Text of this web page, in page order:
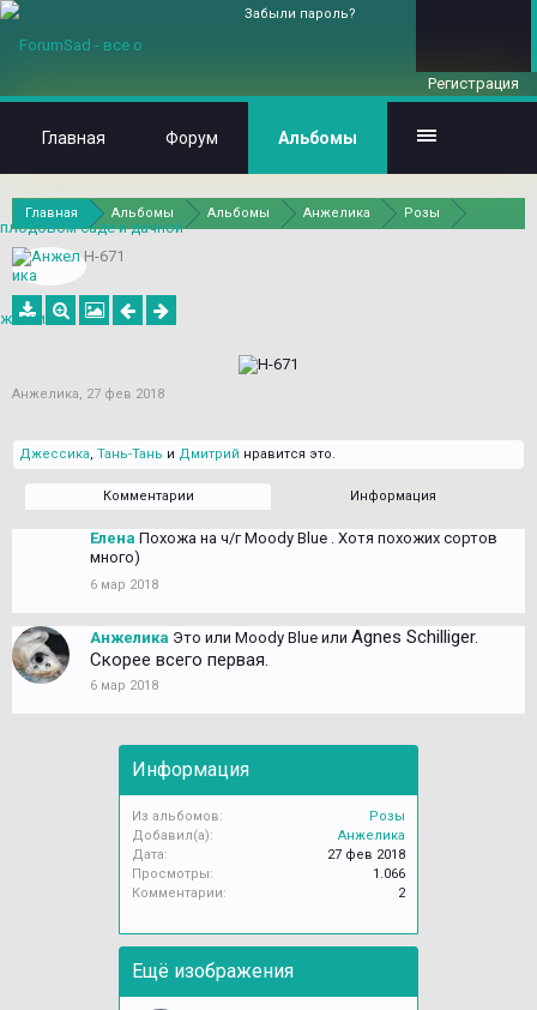
Главная Альбомы Альбомы Анжелика Розы
H-671
Анжелика, 27 фев 2018
Джессика, Тань-Тань и Дмитрий нравится это.
Комментарии Информация
Елена Похожа на ч/г Moody Blue . Хотя похожих сортов
много)
6 мар 2018
Анжелика Это или Moody Blue или Agnes Schilliger.
Скорее всего первая.
6 мар 2018
Информация
Из альбомов:
Розы
Добавил(а):
Анжелика
Дата:
27 фев 2018
Просмотры:
1.066
Комментарии:
2
Ещё изображения
Забыли пароль?
Регистрация
Главная Форум Альбомы